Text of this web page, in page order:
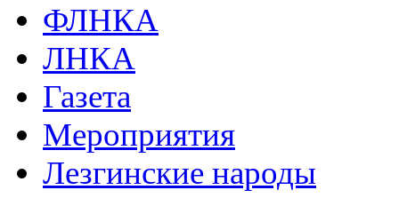
ФЛНКА
ЛНКА
Газета
Мероприятия
Лезгинские народы